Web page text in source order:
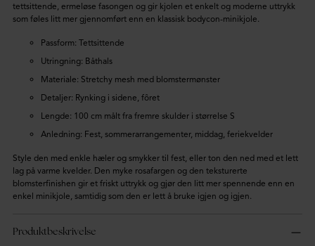
tettsittende, ermeløse fasongen og gir kjolen et enkelt og moderne uttrykk
som føles litt mer gjennomført enn en klassisk bodycon-minikjole.
Passform: Tettsittende
Utringning: Båthals
Materiale: Stretchy mesh med blomstermønster
Detaljer: Rynking i sidene, fôret
Lengde: 100 cm målt fra fremre skulder i størrelse S
Anledning: Fest, sommerarrangementer, middag, feriekvelder
Style den med enkle hæler og smykker til fest, eller ton den ned med et lett
lag på varme kvelder. Den myke rosafargen og den teksturerte
blomsterfinishen gir et friskt uttrykk og gjør den litt mer spennende enn en
enkel minikjole, samtidig som den er lett å bruke igjen og igjen.
Produktbeskrivelse